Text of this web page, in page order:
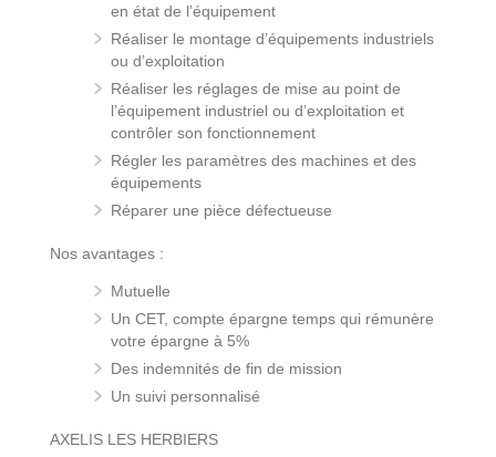
en état de l’équipement
Réaliser le montage d’équipements industriels
ou d’exploitation
Réaliser les réglages de mise au point de
l’équipement industriel ou d’exploitation et
contrôler son fonctionnement
Régler les paramètres des machines et des
équipements
Réparer une pièce défectueuse
Nos avantages :
Mutuelle
Un CET, compte épargne temps qui rémunère
votre épargne à 5%
Des indemnités de fin de mission
Un suivi personnalisé
AXELIS LES HERBIERS